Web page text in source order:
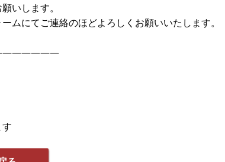
いします。
ムにてご連絡のほどよろしくお願いいたします。